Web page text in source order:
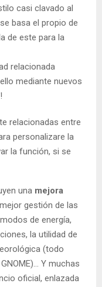
casi clavado al
basa el propio de
de este para la
relacionada
mediante nuevos
relacionadas entre
personalizare la
la función, si se
una mejora
gestión de las
de energía,
la utilidad de
(todo
Y muchas
oficial, enlazada